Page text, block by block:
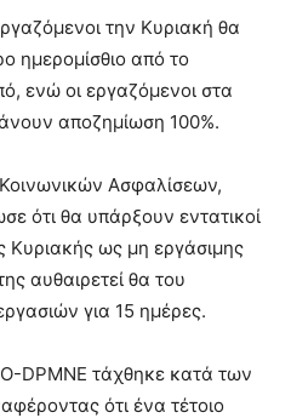
την Κυριακή θα
ημερομίσθιο από το
ενώ οι εργαζόμενοι στα
αποζημίωση 100%.
Ασφαλίσεων,
ότι θα υπάρξουν εντατικοί
Κυριακής ως μη εργάσιμης
αυθαιρετεί θα του
για 15 ημέρες.
DPMNE τάχθηκε κατά των
ότι ένα τέτοιο